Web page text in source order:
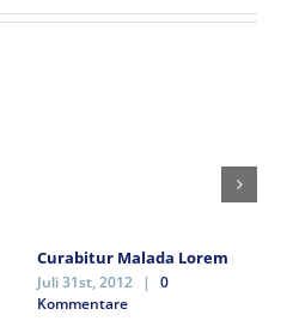
Curabitur Malada Lorem
Juli 31st, 2012 |
0
Kommentare